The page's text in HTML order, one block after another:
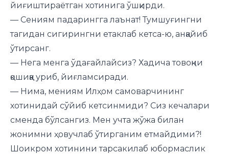
йиғиштираётган хотинига ўшқирди.
— Сениям падарингга лаънат! Тумшуғингни
тагидан сигирингни етаклаб кетса-ю, анқайиб
ўтирсанг.
— Нега менга ўдағайлайсиз? Хадича товоқни
қошиққа уриб, йиғламсиради.
— Нима, мениям Илҳом самоварчининг
хотинидай сўйиб кетсинмиди? Сиз кечалари
сменда бўлсангиз. Мен учта жўжа билан
жонимни ҳовучлаб ўтирганим етмайдими?!
Шоикром хотинини тарсакилаб юбормаслик